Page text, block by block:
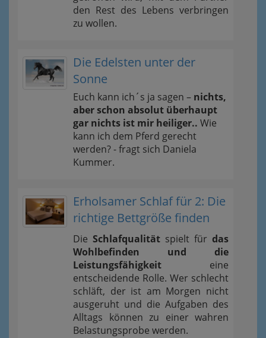
den Rest des Lebens verbringen
zu wollen.
Die Edelsten unter der
Sonne
Euch kann ich´s ja sagen – nichts,
aber schon absolut überhaupt
gar nichts ist mir heiliger.. Wie
kann ich dem Pferd gerecht
werden? - fragt sich Daniela
Kummer.
Erholsamer Schlaf für 2: Die
richtige Bettgröße finden
Die Schlafqualität spielt für das
Wohlbefinden und die
Leistungsfähigkeit eine
entscheidende Rolle. Wer schlecht
schläft, der ist am Morgen nicht
ausgeruht und die Aufgaben des
Alltags können zu einer wahren
Belastungsprobe werden.